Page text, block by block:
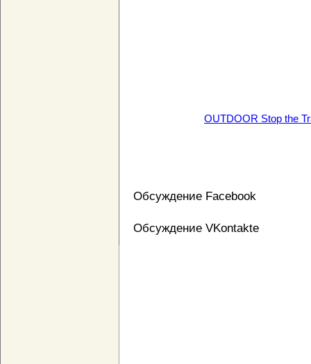
OUTDOOR Stop the
Обсуждение Facebook
Обсуждение VKontakte